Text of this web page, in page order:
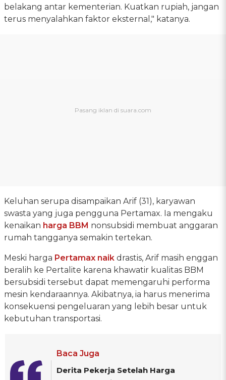
belakang antar kementerian. Kuatkan rupiah, jangan
terus menyalahkan faktor eksternal," katanya.
Keluhan serupa disampaikan Arif (31), karyawan
swasta yang juga pengguna Pertamax. Ia mengaku
kenaikan harga BBM nonsubsidi membuat anggaran
rumah tangganya semakin tertekan.
Meski harga Pertamax naik drastis, Arif masih enggan
beralih ke Pertalite karena khawatir kualitas BBM
bersubsidi tersebut dapat memengaruhi performa
mesin kendaraannya. Akibatnya, ia harus menerima
konsekuensi pengeluaran yang lebih besar untuk
kebutuhan transportasi.
Baca Juga
Derita Pekerja Setelah Harga